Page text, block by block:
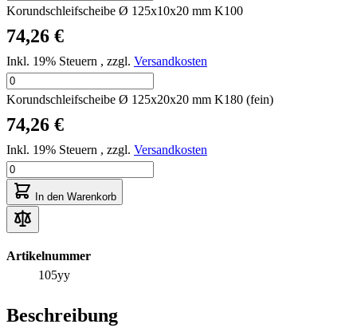
Korundschleifscheibe Ø 125x10x20 mm K100
74,26 €
Inkl. 19% Steuern , zzgl. Versandkosten
Korundschleifscheibe Ø 125x20x20 mm K180 (fein)
74,26 €
Inkl. 19% Steuern , zzgl. Versandkosten
In den Warenkorb
Artikelnummer
105yy
Beschreibung